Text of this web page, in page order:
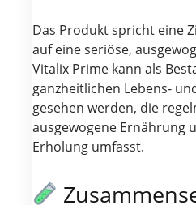
Das Produkt spricht eine
auf eine seriöse,
Vitalix Prime kann als
ganzheitlichen Lebens-
gesehen werden, die
ausgewogene Ernährung
Erholung umfasst.